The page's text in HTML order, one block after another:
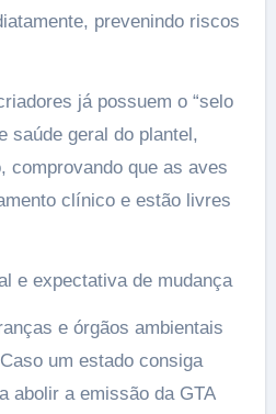
prevenindo riscos
já possuem o “selo
saúde geral do plantel,
comprovando que as aves
clínico e estão livres
e expectativa de mudança
e órgãos ambientais
um estado consiga
abolir a emissão da GTA